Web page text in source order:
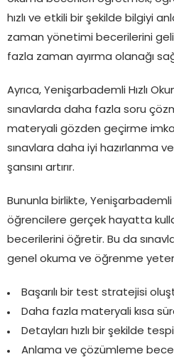
hızlı ve etkili bir şekilde bilgiyi
zaman yönetimi becerilerini
fazla zaman ayırma olanağı
Ayrıca, Yenişarbademli Hızlı
sınavlarda daha fazla soru
materyali gözden geçirme
sınavlara daha iyi hazırlanma
şansını artırır.
Bununla birlikte, Yenişarbademli
öğrencilere gerçek hayatta
becerilerini öğretir. Bu da
genel okuma ve öğrenme
Başarılı bir test stratejisi
Daha fazla materyali kısa
Detayları hızlı bir şekilde
Anlama ve çözümleme